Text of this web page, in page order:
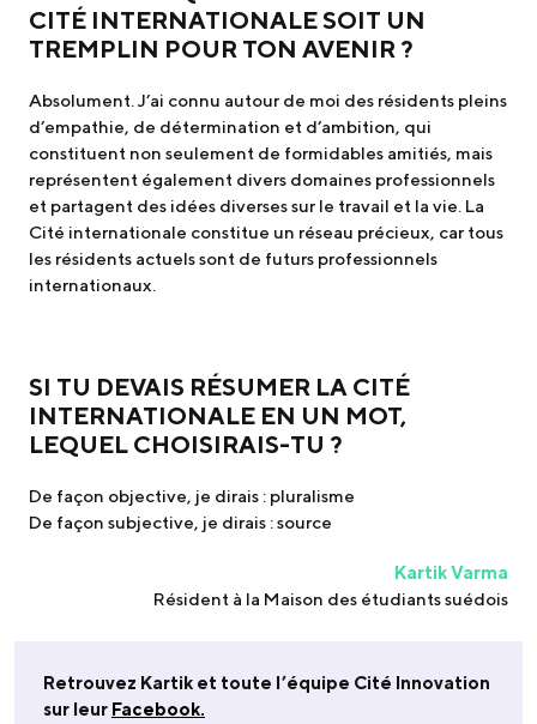
CITÉ INTERNATIONALE SOIT UN
TREMPLIN POUR TON AVENIR ?
Absolument. J’ai connu autour de moi des résidents pleins
d’empathie, de détermination et d’ambition, qui
constituent non seulement de formidables amitiés, mais
représentent également divers domaines professionnels
et partagent des idées diverses sur le travail et la vie. La
Cité internationale constitue un réseau précieux, car tous
les résidents actuels sont de futurs professionnels
internationaux.
SI TU DEVAIS RÉSUMER LA CITÉ
INTERNATIONALE EN UN MOT,
LEQUEL CHOISIRAIS-TU ?
De façon objective, je dirais : pluralisme
De façon subjective, je dirais : source
Kartik Varma
Résident à la Maison des étudiants suédois
Retrouvez Kartik et toute l’équipe Cité Innovation
sur leur Facebook.